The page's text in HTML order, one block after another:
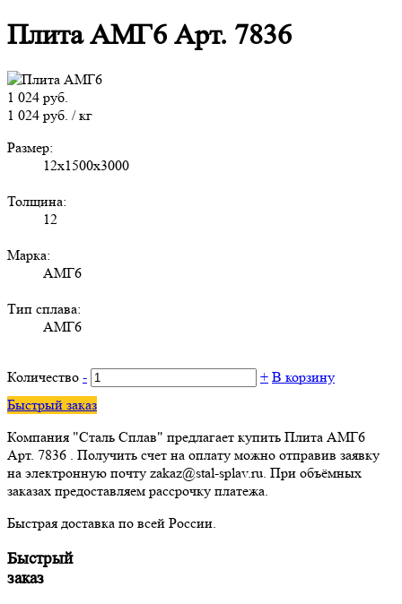
Плита АМГ6 Арт. 7836
1 024 руб.
1 024 руб. / кг
Размер:
12х1500х3000
Толщина:
12
Марка:
АМГ6
Тип сплава:
АМГ6
Количество - + В корзину
Быстрый заказ
Компания "Сталь Сплав" предлагает купить Плита АМГ6
Арт. 7836 . Получить счет на оплату можно отправив заявку
на электронную почту zakaz@stal-splav.ru. При объёмных
заказах предоставляем рассрочку платежа.
Быстрая доставка по всей России.
Быстрый
заказ